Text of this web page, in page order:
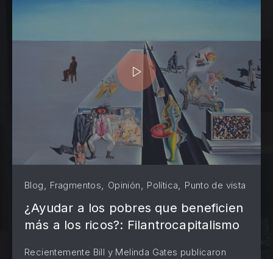
Blog, Fragmentos, Opinión, Política, Punto de vista
¿Ayudar a los pobres que beneficien
más a los ricos?: Filantrocapitalismo
Recientemente Bill y Melinda Gates publicaron